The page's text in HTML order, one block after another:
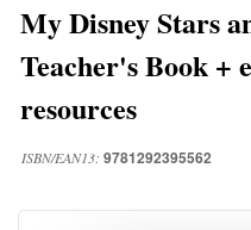
My Disney Stars
Teacher's Book +
resources
ISBN/EAN13: 9781292395562